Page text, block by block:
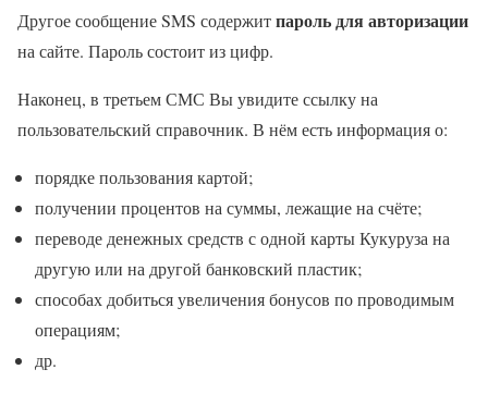
Другое сообщение SMS содержитпароль для авторизации
на сайте. Пароль состоит из цифр.
Наконец, в третьем СМС Вы увидите ссылку на
пользовательский справочник. В нём есть информация о:
порядке пользования картой;
получении процентов на суммы, лежащие на счёте;
переводе денежных средств с одной карты Кукуруза на
другую или на другой банковский пластик;
способах добиться увеличения бонусов по проводимым
операциям;
др.